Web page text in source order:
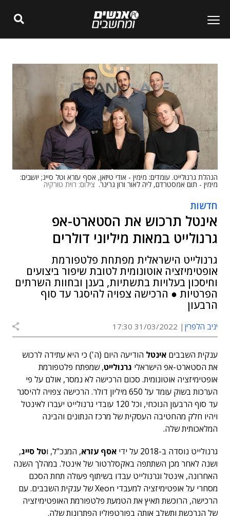
הנהלת גרנולייט. עומדים: מימין - אודי טיזאן, אסף עזרא וטל סייג; יושבים:
מימין - תום אמסטרדם, ליה לאור ורון גרינר. צילום: רוית טורקיה
חדשות
אינטל תרכוש את הסטארט-אפ
גרנולייט במאות מיליוני דולרים
גרנולייט הישראלית מפתחת פלטפורמת
אופטימיזציה אוטונומית לטובת שיפור ביצועים
וחיסכון בעלויות בתשתיות, בענן ובחוות השרתים
הפרטיות ● הרכישה צפויה להיסגר עד סוף
הרבעון
יניב הלפרין 31/03/2022 17:30
ענקית השבבים אינטל הודיעה היום (ה') כי היא עתידה לרכוש
את הסטארט-אפ הישראלי גרנולייט, שמפתח פלטפורמת
אופטימיזציה אוטונומית. סכום הרכישה לא נמסר, אולם על פי
הערכות בשוק עומד על 650 מיליון דולר. הרכישה צפויה להיסגר
עד סוף הרבעון הנוכחי, וכל 120 עובדי גרנולייט יעברו לאינטל
ויהיו חלק מהחטיבה העסקית של מרכז הנתונים והבינה
המלאכותית שלה.
גרנולייט נוסדה ב-2018 על ידי
אסף עזרא, המנכ"ל, וטל סייג,
ושנה לאחר מכן השתתפה באקסלרטור של אינטל. במהלך השנה
האחרונה, אינטל וגרנולייט עבדו בשיתוף פעולה תחת הסכם
מסחרי על אופטימיזציה למעבדי Xeon של ענקית השבבים. עם
הרכישה, הרוכשת תאיץ את הטמעת פלטפורמת האופטימיזציה
של הנרכשת ותשלב אותה בפורטפוליו הפתרונות שלה.